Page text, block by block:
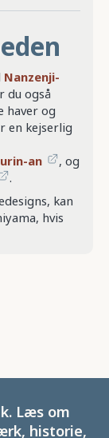
Nanzenji-
du også
haver og
en kejserlig
an
, og
.
kan
hvis
Læs om
historie,